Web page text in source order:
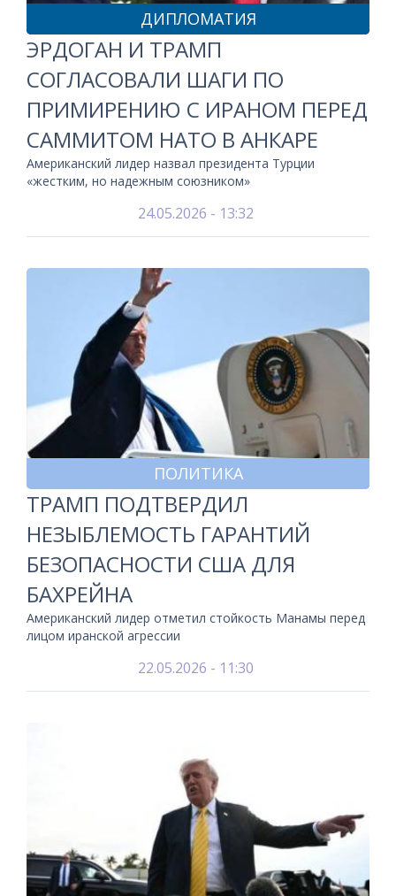
ДИПЛОМАТИЯ
ЭРДОГАН И ТРАМП
СОГЛАСОВАЛИ ШАГИ ПО
ПРИМИРЕНИЮ С ИРАНОМ ПЕРЕД
САММИТОМ НАТО В АНКАРЕ
Американский лидер назвал президента Турции
«жестким, но надежным союзником»
24.05.2026 - 13:32
ПОЛИТИКА
ТРАМП ПОДТВЕРДИЛ
НЕЗЫБЛЕМОСТЬ ГАРАНТИЙ
БЕЗОПАСНОСТИ США ДЛЯ
БАХРЕЙНА
Американский лидер отметил стойкость Манамы перед
лицом иранской агрессии
22.05.2026 - 11:30